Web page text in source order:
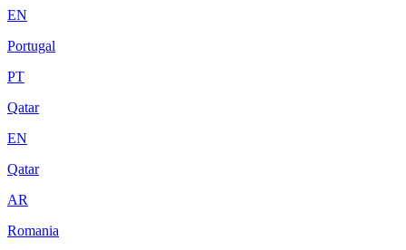
EN
Portugal
PT
Qatar
EN
Qatar
AR
Romania